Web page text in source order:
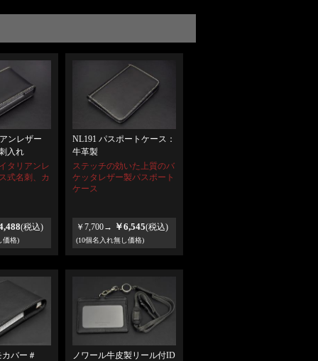
ンレザー
入れ
タリアンレ
式名刺、カ
(税込)
価格)
NL191 パスポートケース：
牛革製
ステッチの効いた上質のバ
ケッタレザー製パスポート
ケース
￥7,700→ ￥6,545(税込)
(10個名入れ無し価格)
バー＃
ノワール牛皮製リール付ID